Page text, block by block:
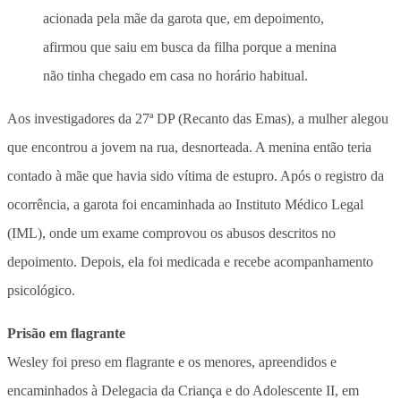
acionada pela mãe da garota que, em depoimento,
afirmou que saiu em busca da filha porque a menina
não tinha chegado em casa no horário habitual.
Aos investigadores da 27ª DP (Recanto das Emas), a mulher alegou
que encontrou a jovem na rua, desnorteada. A menina então teria
contado à mãe que havia sido vítima de estupro. Após o registro da
ocorrência, a garota foi encaminhada ao Instituto Médico Legal
(IML), onde um exame comprovou os abusos descritos no
depoimento. Depois, ela foi medicada e recebe acompanhamento
psicológico.
Prisão em flagrante
Wesley foi preso em flagrante e os menores, apreendidos e
encaminhados à Delegacia da Criança e do Adolescente II, em